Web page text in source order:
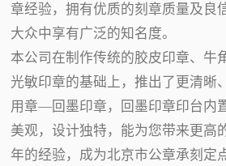
章经验，拥有优质的刻章质量及良
大众中享有广泛的知名度。
本公司在制作传统的胶皮印章、牛
光敏印章的基础上，推出了更清晰
用章—回墨印章，回墨印章印台内
美观，设计独特，能为您带来更高
年的经验，成为北京市公章承刻定